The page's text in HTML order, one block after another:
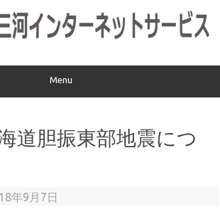
Menu
道胆振東部地震につ
年9月7日